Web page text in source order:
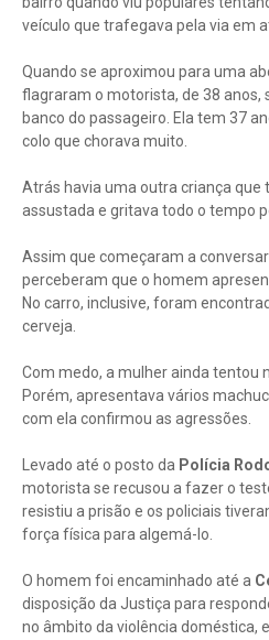
veículo que trafegava pela via em
Quando se aproximou para uma
flagraram o motorista, de 38 anos,
banco do passageiro. Ela tem 37
colo que chorava muito.
Atrás havia uma outra criança
assustada e gritava todo o tempo
Assim que começaram a
perceberam que o homem
No carro, inclusive, foram
cerveja.
Com medo, a mulher ainda tentou
Porém, apresentava vários
com ela confirmou as agressões.
Levado até o posto da Polícia
motorista se recusou a fazer o
resistiu a prisão e os policiais
força física para algemá-lo.
O homem foi encaminhado até a
disposição da Justiça para
no âmbito da violência doméstica,